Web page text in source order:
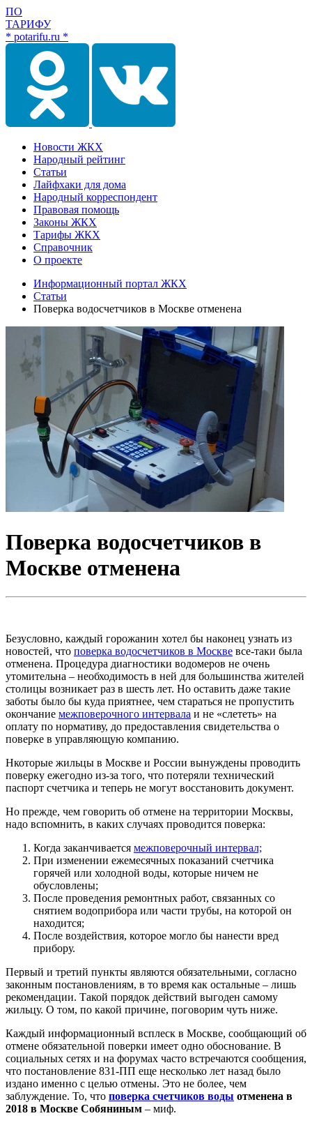
ПО
ТАРИФУ
* potarifu.ru *
Новости ЖКХ
Народный рейтинг
Статьи
Лайфхаки для дома
Народный корреспондент
Правовая помощь
Законы ЖКХ
Тарифы ЖКХ
Справочник
О проекте
Информационный портал ЖКХ
Статьи
Поверка водосчетчиков в Москве отменена
Поверка водосчетчиков в
Москве отменена
Безусловно, каждый горожанин хотел бы наконец узнать из
новостей, что поверка водосчетчиков в Москве все-таки была
отменена. Процедура диагностики водомеров не очень
утомительна – необходимость в ней для большинства жителей
столицы возникает раз в шесть лет. Но оставить даже такие
заботы было бы куда приятнее, чем стараться не пропустить
окончание межповерочного интервала и не «слететь» на
оплату по нормативу, до предоставления свидетельства о
поверке в управляющую компанию.
Нкоторые жильцы в Москве и России вынуждены проводить
поверку ежегодно из-за того, что потеряли технический
паспорт счетчика и теперь не могут восстановить документ.
Но прежде, чем говорить об отмене на территории Москвы,
надо вспомнить, в каких случаях проводится поверка:
Когда заканчивается межповерочный интервал;
При изменении ежемесячных показаний счетчика
горячей или холодной воды, которые ничем не
обусловлены;
После проведения ремонтных работ, связанных со
снятием водоприбора или части трубы, на которой он
находится;
После воздействия, которое могло бы нанести вред
прибору.
Первый и третий пункты являются обязательными, согласно
законным постановлениям, в то время как остальные – лишь
рекомендации. Такой порядок действий выгоден самому
жильцу. О том, по какой причине, поговорим чуть ниже.
Каждый информационный всплеск в Москве, сообщающий об
отмене обязательной поверки имеет одно обоснование. В
социальных сетях и на форумах часто встречаются сообщения,
что постановление 831-ПП еще несколько лет назад было
издано именно с целью отмены. Это не более, чем
заблуждение. То, что поверка счетчиков воды отменена в
2018 в Москве Собяниным – миф.